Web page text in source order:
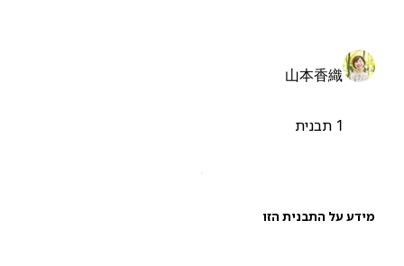
山本香織
על התבנית הזו